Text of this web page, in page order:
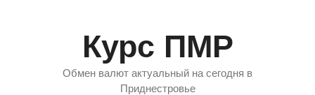
Курс ПМР
Обмен валют актуальный на сегодня в
Приднестровье